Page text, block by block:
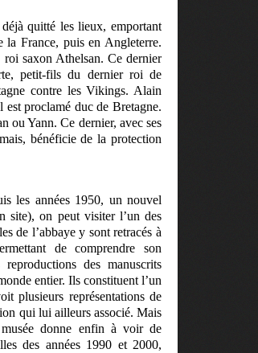
quitté les lieux, emportant
la France, puis en Angleterre.
saxon Athelsan. Ce dernier
petit-fils du dernier roi de
contre les Vikings. Alain
proclamé duc de Bretagne.
ou Yann. Ce dernier, avec ses
bénéficie de la protection
les années 1950, un nouvel
site), on peut visiter l’un des
de l’abbaye y sont retracés à
de comprendre son
des manuscrits
entier. Ils constituent l’un
plusieurs représentations de
qui lui ailleurs associé. Mais
donne enfin à voir de
des années 1990 et 2000,